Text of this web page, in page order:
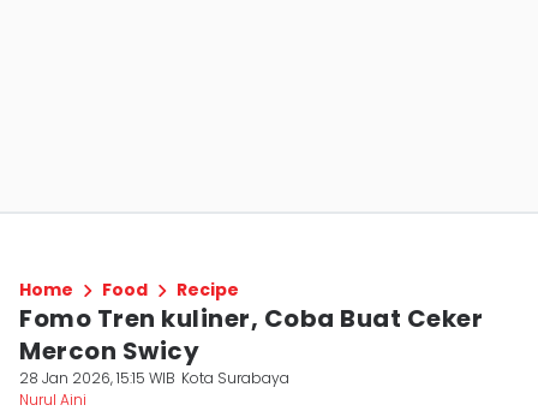
Home Food Recipe
Fomo Tren kuliner, Coba Buat Ceker
Mercon Swicy
28 Jan 2026, 15:15 WIB Kota Surabaya
Nurul Aini